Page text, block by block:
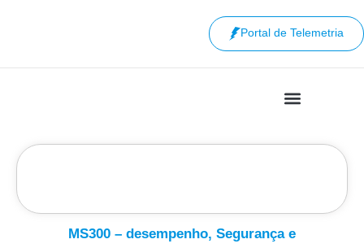
Portal de Telemetria
MS300 – desempenho, Segurança e